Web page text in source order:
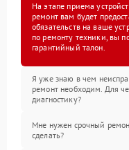
На этапе приема
ремонт вам будет
обязательств на ваше
по ремонту техники, вы
гарантийный талон.
Я уже знаю в чем
ремонт необходим. Для
диагностику?
Мне нужен срочный
сделать?